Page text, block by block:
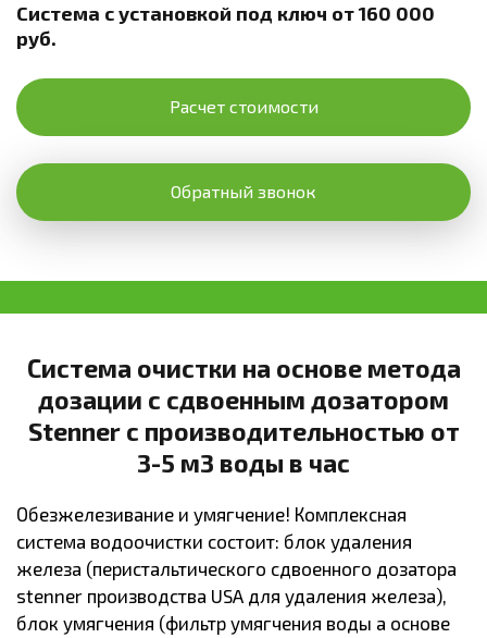
Система с установкой под ключ от 160 000
руб.
Расчет стоимости
Обратный звонок
Система очистки на основе метода
дозации с сдвоенным дозатором
Stenner с производительностью от
3-5 м3 воды в час
Обезжелезивание и умягчение! Комплексная
система водоочистки состоит: блок удаления
железа (перистальтического сдвоенного дозатора
stenner производства USA для удаления железа),
блок умягчения (фильтр умягчения воды а основе